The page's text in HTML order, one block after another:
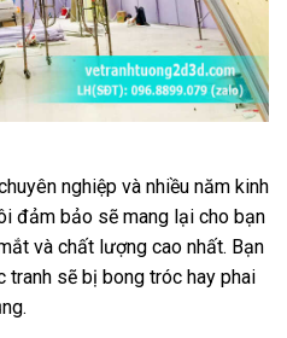
nghiệp và nhiều năm kinh
đảm bảo sẽ mang lại cho bạn
và chất lượng cao nhất. Bạn
tranh sẽ bị bong tróc hay phai